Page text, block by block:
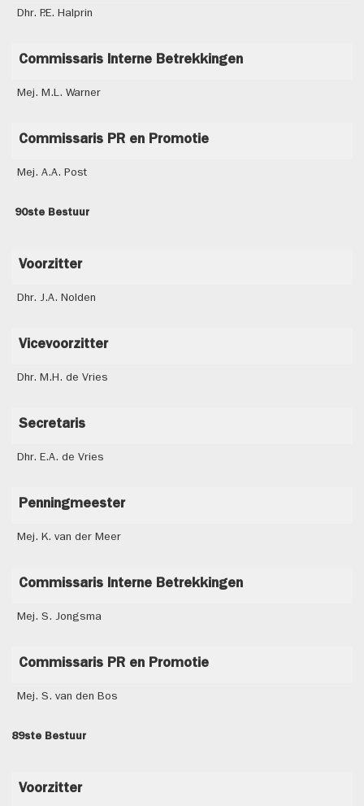
Dhr. P.E. Halprin
Commissaris Interne Betrekkingen
Mej. M.L. Warner
Commissaris PR en Promotie
Mej. A.A. Post
90ste Bestuur
Voorzitter
Dhr. J.A. Nolden
Vicevoorzitter
Dhr. M.H. de Vries
Secretaris
Dhr. E.A. de Vries
Penningmeester
Mej. K. van der Meer
Commissaris Interne Betrekkingen
Mej. S. Jongsma
Commissaris PR en Promotie
Mej. S. van den Bos
89ste Bestuur
Voorzitter